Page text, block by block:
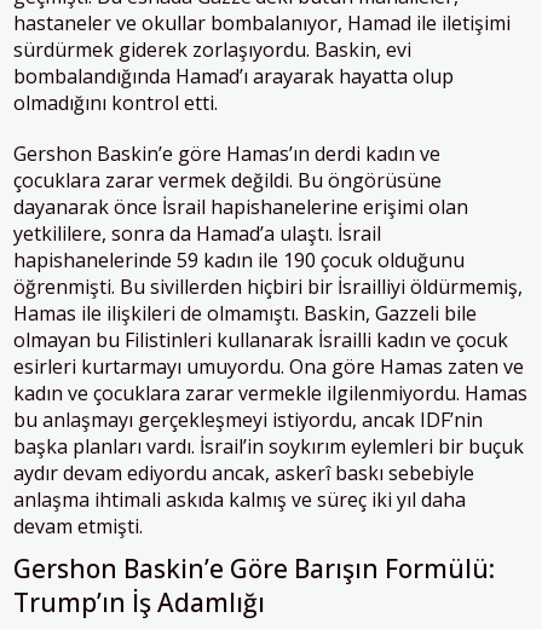
hastaneler ve okullar bombalanıyor, Hamad ile iletişimi
sürdürmek giderek zorlaşıyordu. Baskin, evi
bombalandığında Hamad’ı arayarak hayatta olup
olmadığını kontrol etti.
Gershon Baskin’e göre Hamas’ın derdi kadın ve
çocuklara zarar vermek değildi. Bu öngörüsüne
dayanarak önce İsrail hapishanelerine erişimi olan
yetkililere, sonra da Hamad’a ulaştı. İsrail
hapishanelerinde 59 kadın ile 190 çocuk olduğunu
öğrenmişti. Bu sivillerden hiçbiri bir İsrailliyi öldürmemiş,
Hamas ile ilişkileri de olmamıştı. Baskin, Gazzeli bile
olmayan bu Filistinleri kullanarak İsrailli kadın ve çocuk
esirleri kurtarmayı umuyordu. Ona göre Hamas zaten ve
kadın ve çocuklara zarar vermekle ilgilenmiyordu. Hamas
bu anlaşmayı gerçekleşmeyi istiyordu, ancak IDF’nin
başka planları vardı. İsrail’in soykırım eylemleri bir buçuk
aydır devam ediyordu ancak, askerî baskı sebebiyle
anlaşma ihtimali askıda kalmış ve süreç iki yıl daha
devam etmişti.
Gershon Baskin’e Göre Barışın Formülü:
Trump’ın İş Adamlığı